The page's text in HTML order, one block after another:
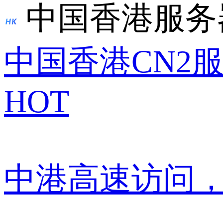
中国香港服
中国香港CN2
HOT
中港高速访问